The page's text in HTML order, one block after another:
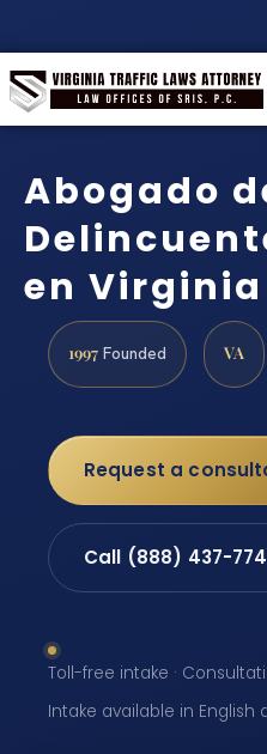
Abogado
en Virginia
1997 Founded VA
Request a
Call (888) 437-
Toll-free intake ·
Intake available in English